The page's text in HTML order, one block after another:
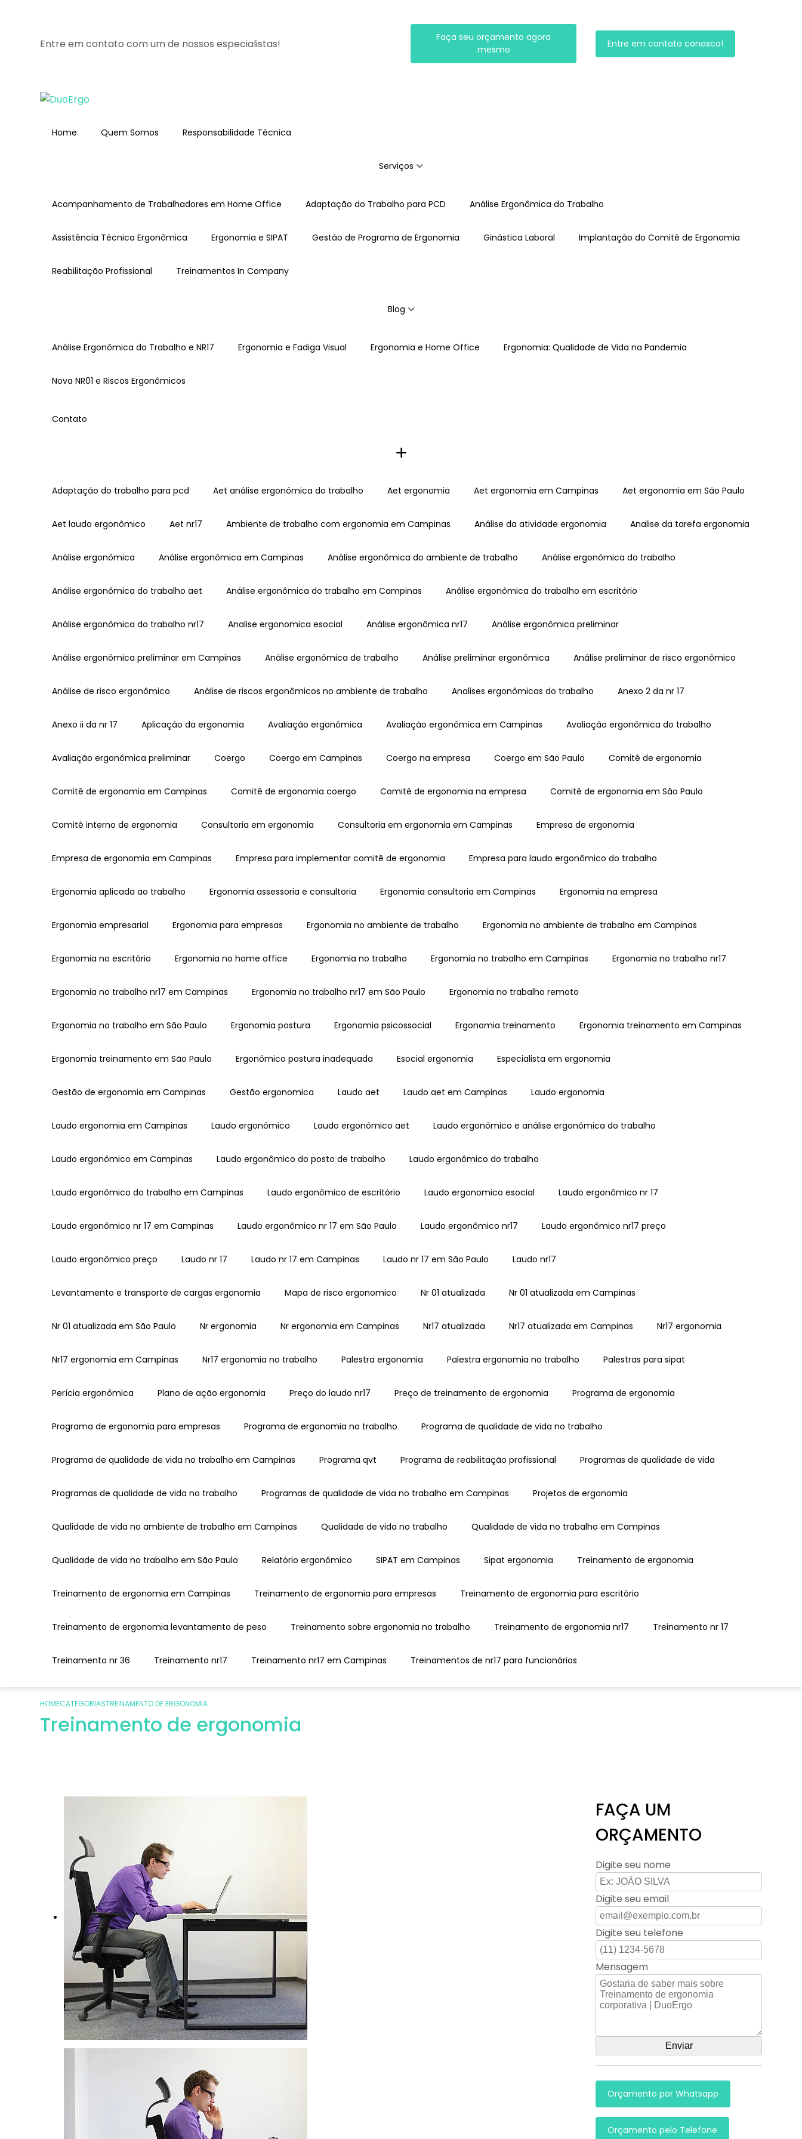
Entre em contato com um de nossos especialistas!
Faça seu orçamento agora
mesmo
Entre em contato conosco!
Home Quem Somos Responsabilidade Técnica
Serviços
Acompanhamento de Trabalhadores em Home Office Adaptação do Trabalho para PCD Análise Ergonômica do Trabalho
Assistência Técnica Ergonômica Ergonomia e SIPAT Gestão de Programa de Ergonomia Ginástica Laboral Implantação do Comitê de Ergonomia
Reabilitação Profissional Treinamentos In Company
Blog
Análise Ergonômica do Trabalho e NR17 Ergonomia e Fadiga Visual Ergonomia e Home Office Ergonomia: Qualidade de Vida na Pandemia
Nova NR01 e Riscos Ergonômicos
Contato
Adaptação do trabalho para pcd Aet análise ergonômica do trabalho Aet ergonomia Aet ergonomia em Campinas Aet ergonomia em São Paulo
Aet laudo ergonômico Aet nr17 Ambiente de trabalho com ergonomia em Campinas Análise da atividade ergonomia Analise da tarefa ergonomia
Análise ergonômica Análise ergonômica em Campinas Análise ergonômica do ambiente de trabalho Análise ergonômica do trabalho
Análise ergonômica do trabalho aet Análise ergonômica do trabalho em Campinas Análise ergonômica do trabalho em escritório
Análise ergonômica do trabalho nr17 Analise ergonomica esocial Análise ergonômica nr17 Análise ergonômica preliminar
Análise ergonômica preliminar em Campinas Análise ergonômica de trabalho Análise preliminar ergonômica Análise preliminar de risco ergonômico
Análise de risco ergonômico Análise de riscos ergonômicos no ambiente de trabalho Analises ergonômicas do trabalho Anexo 2 da nr 17
Anexo ii da nr 17 Aplicação da ergonomia Avaliação ergonômica Avaliação ergonômica em Campinas Avaliação ergonômica do trabalho
Avaliação ergonômica preliminar Coergo Coergo em Campinas Coergo na empresa Coergo em São Paulo Comitê de ergonomia
Comitê de ergonomia em Campinas Comitê de ergonomia coergo Comitê de ergonomia na empresa Comitê de ergonomia em São Paulo
Comitê interno de ergonomia Consultoria em ergonomia Consultoria em ergonomia em Campinas Empresa de ergonomia
Empresa de ergonomia em Campinas Empresa para implementar comitê de ergonomia Empresa para laudo ergonômico do trabalho
Ergonomia aplicada ao trabalho Ergonomia assessoria e consultoria Ergonomia consultoria em Campinas Ergonomia na empresa
Ergonomia empresarial Ergonomia para empresas Ergonomia no ambiente de trabalho Ergonomia no ambiente de trabalho em Campinas
Ergonomia no escritório Ergonomia no home office Ergonomia no trabalho Ergonomia no trabalho em Campinas Ergonomia no trabalho nr17
Ergonomia no trabalho nr17 em Campinas Ergonomia no trabalho nr17 em São Paulo Ergonomia no trabalho remoto
Ergonomia no trabalho em São Paulo Ergonomia postura Ergonomia psicossocial Ergonomia treinamento Ergonomia treinamento em Campinas
Ergonomia treinamento em São Paulo Ergonômico postura inadequada Esocial ergonomia Especialista em ergonomia
Gestão de ergonomia em Campinas Gestão ergonomica Laudo aet Laudo aet em Campinas Laudo ergonomia
Laudo ergonomia em Campinas Laudo ergonômico Laudo ergonômico aet Laudo ergonômico e análise ergonômica do trabalho
Laudo ergonômico em Campinas Laudo ergonômico do posto de trabalho Laudo ergonômico do trabalho
Laudo ergonômico do trabalho em Campinas Laudo ergonômico de escritório Laudo ergonomico esocial Laudo ergonômico nr 17
Laudo ergonômico nr 17 em Campinas Laudo ergonômico nr 17 em São Paulo Laudo ergonômico nr17 Laudo ergonômico nr17 preço
Laudo ergonômico preço Laudo nr 17 Laudo nr 17 em Campinas Laudo nr 17 em São Paulo Laudo nr17
Levantamento e transporte de cargas ergonomia Mapa de risco ergonomico Nr 01 atualizada Nr 01 atualizada em Campinas
Nr 01 atualizada em São Paulo Nr ergonomia Nr ergonomia em Campinas Nr17 atualizada Nr17 atualizada em Campinas Nr17 ergonomia
Nr17 ergonomia em Campinas Nr17 ergonomia no trabalho Palestra ergonomia Palestra ergonomia no trabalho Palestras para sipat
Perícia ergonômica Plano de ação ergonomia Preço do laudo nr17 Preço de treinamento de ergonomia Programa de ergonomia
Programa de ergonomia para empresas Programa de ergonomia no trabalho Programa de qualidade de vida no trabalho
Programa de qualidade de vida no trabalho em Campinas Programa qvt Programa de reabilitação profissional Programas de qualidade de vida
Programas de qualidade de vida no trabalho Programas de qualidade de vida no trabalho em Campinas Projetos de ergonomia
Qualidade de vida no ambiente de trabalho em Campinas Qualidade de vida no trabalho Qualidade de vida no trabalho em Campinas
Qualidade de vida no trabalho em São Paulo Relatório ergonômico SIPAT em Campinas Sipat ergonomia Treinamento de ergonomia
Treinamento de ergonomia em Campinas Treinamento de ergonomia para empresas Treinamento de ergonomia para escritório
Treinamento de ergonomia levantamento de peso Treinamento sobre ergonomia no trabalho Treinamento de ergonomia nr17 Treinamento nr 17
Treinamento nr 36 Treinamento nr17 Treinamento nr17 em Campinas Treinamentos de nr17 para funcionários
HOMECATEGORIASTREINAMENTO DE ERGONOMIA
Treinamento de ergonomia
FAÇA UM
ORÇAMENTO
Digite seu nome
Digite seu email
Digite seu telefone
Mensagem
Orçamento por Whatsapp
Orçamento pelo Telefone